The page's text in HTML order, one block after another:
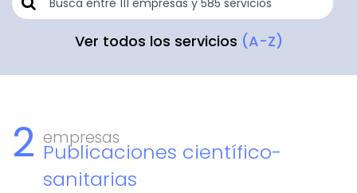
Ver todos los servicios (A-Z)
2 empresas
Publicaciones científico-
sanitarias